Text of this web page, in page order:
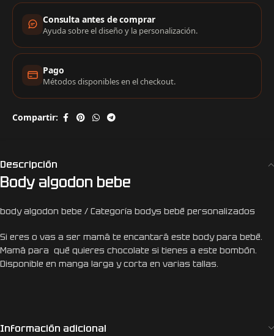
Consulta antes de comprar
Ayuda sobre el diseño y la personalización.
Pago
Métodos disponibles en el checkout.
Compartir:
Descripción
Body algodon bebe
body algodon bebe / Categoría bodys bebé personalizados
Si eres o vas a ser mamá te encantará este body para bebé.
Mamá para qué quieres chocolate si tienes a este bombón.
Disponible en manga larga y corta en varias tallas.
Información adicional